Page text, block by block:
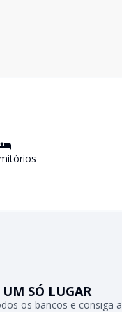
s
SÓ LUGAR
os bancos e consiga a